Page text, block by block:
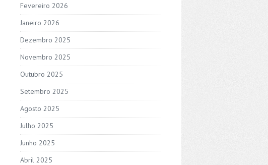
Fevereiro 2026
Janeiro 2026
Dezembro 2025
Novembro 2025
Outubro 2025
Setembro 2025
Agosto 2025
Julho 2025
Junho 2025
Abril 2025